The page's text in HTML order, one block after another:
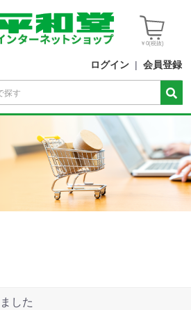
￥0(税抜)
ログイン | 会員登録
した